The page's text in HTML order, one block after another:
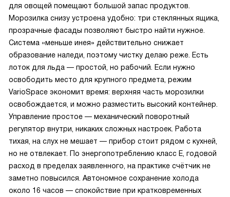
для овощей помещают большой запас продуктов.
Морозилка снизу устроена удобно: три стеклянных ящика,
прозрачные фасады позволяют быстро найти нужное.
Система «меньше инея» действительно снижает
образование наледи, поэтому чистку делаю реже. Есть
лоток для льда — простой, но рабочий. Если нужно
освободить место для крупного предмета, режим
VarioSpace экономит время: верхняя часть морозилки
освобождается, и можно разместить высокий контейнер.
Управление простое — механический поворотный
регулятор внутри, никаких сложных настроек. Работа
тихая, на слух не мешает — прибор стоит рядом с кухней,
но не отвлекает. По энергопотреблению класс E, годовой
расход в пределах заявленного, на практике счётчик не
заметно повысился. Автономное сохранение холода
около 16 часов — спокойствие при кратковременных